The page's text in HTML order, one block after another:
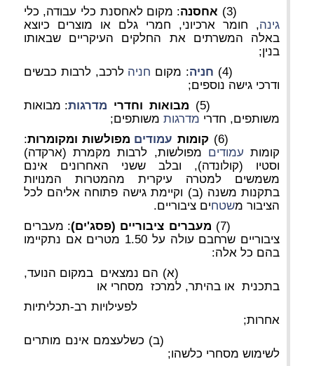
(3) אחסנה: מקום לאחסנת כלי עבודה, כלי
גינה, חומר ארכיוני, חמרי גלם או מוצרים כיוצא
באלה המשרתים את החלקים העיקריים שבאותו
בנין;
(4)
חניה: מקום חניה לרכב, לרבות כבשים
ודרכי גישה נוספים;
(5)
מבואות וחדרי מדרגות: מבואות
משותפים, חדרי מדרגותמשותפים;
(6)
קומות עמודים מפולשות ומקומרות:
קומות עמודים מפולשות, לרבות מקמרת (ארקדה)
וסטיו (קולונדה), ובלב ששני האחרונים אינם
משמשים למטרה עיקרית מהמטרות המנויות
בתקנות משנה (ב) וקיימת גישה פתוחה אליהם לכל
הציבור משטחים ציבוריים.
(7)
מעברים ציבוריים (פסג'ים): מעברים
ציבוריים שרחבם עולה על 1.50 מטרים אם נתקיימו
בהם כל אלה:
(א) הם נמצאים במקום הנועד,
בתכנית או בהיתר, למרכז מסחרי או
לפעילויות רב-תכליתיות
אחרות;
(ב) כשלעצמם אינם מותרים
לשימוש מסחרי כלשהו;